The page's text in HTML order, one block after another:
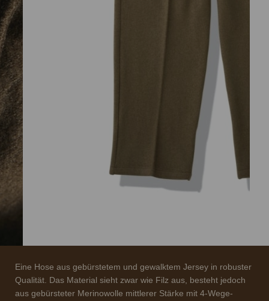
Eine Hose aus gebürstetem und gewalktem Jersey in robuster
Qualität. Das Material sieht zwar wie Filz aus, besteht jedoch
aus gebürsteter Merinowolle mittlerer Stärke mit 4-Wege-